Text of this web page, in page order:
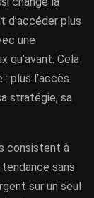
d’accéder plus
une
qu’avant. Cela
plus l’accès
stratégie, sa
consistent à
sans
sur un seul